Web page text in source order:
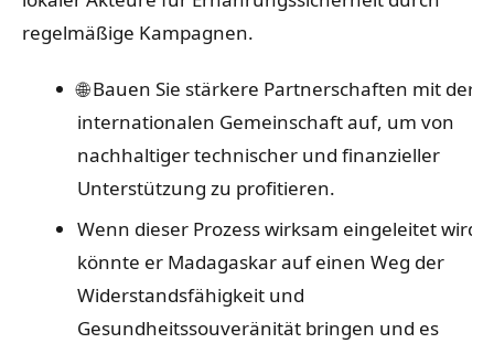
regelmäßige Kampagnen.
🌐 Bauen Sie stärkere Partnerschaften mit der
internationalen Gemeinschaft auf, um von
nachhaltiger technischer und finanzieller
Unterstützung zu profitieren.
Wenn dieser Prozess wirksam eingeleitet wird,
könnte er Madagaskar auf einen Weg der
Widerstandsfähigkeit und
Gesundheitssouveränität bringen und es